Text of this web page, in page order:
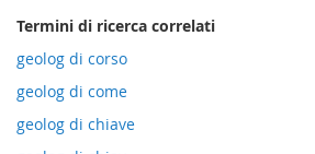
Termini di ricerca correlati
geolog di corso
geolog di come
geolog di chiave